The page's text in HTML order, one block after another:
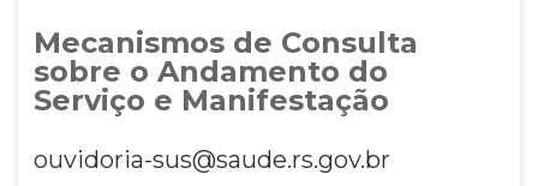
Mecanismos de Consulta
sobre o Andamento do
Serviço e Manifestação
ouvidoria-sus@saude.rs.gov.br